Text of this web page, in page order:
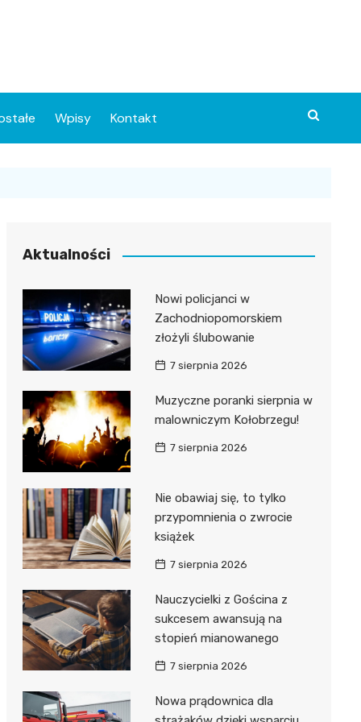
Wpisy Kontakt
Aktualności
Nowi policjanci w
Zachodniopomorskiem
złożyli ślubowanie
7 sierpnia 2026
Muzyczne poranki sierpnia w
malowniczym Kołobrzegu!
7 sierpnia 2026
Nie obawiaj się, to tylko
przypomnienia o zwrocie
książek
7 sierpnia 2026
Nauczycielki z Gościna z
sukcesem awansują na
stopień mianowanego
7 sierpnia 2026
Nowa prądownica dla